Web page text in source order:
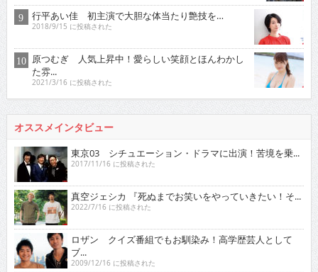
行平あい佳 初主演で大胆な体当たり艶技を…
2018/9/15 に投稿された
原つむぎ 人気上昇中！愛らしい笑顔とほんわかし
た雰...
2021/3/16 に投稿された
オススメインタビュー
東京03 シチュエーション・ドラマに出演！苦境を乗...
2017/11/16 に投稿された
真空ジェシカ 『死ぬまでお笑いをやっていきたい！そ...
2022/7/16 に投稿された
ロザン クイズ番組でもお馴染み！高学歴芸人として
ブ...
2009/12/16 に投稿された